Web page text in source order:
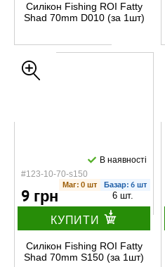
Силікон Fishing ROI Fatty
Shad 70mm D010 (за 1шт)
#123-10-70-s150
В наявності
Маг: 0 шт Базар: 6 шт
9 грн 6 шт.
КУПИТИ
Силікон Fishing ROI Fatty
Shad 70mm S150 (за 1шт)